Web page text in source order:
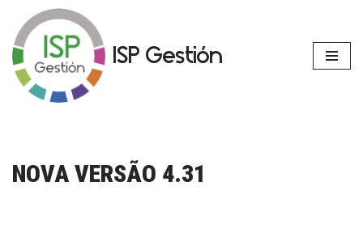
Avançar
para
o
conteúdo
ISP Gestión
NOVA VERSÃO 4.31